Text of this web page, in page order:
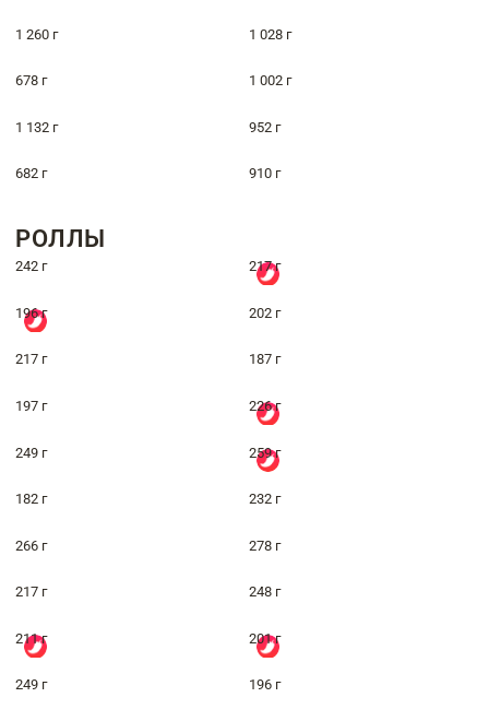
1 260 г 1 028 г
678 г 1 002 г
1 132 г 952 г
682 г 910 г
РОЛЛЫ
242 г 217 г
196 г 202 г
217 г 187 г
197 г 226 г
249 г 259 г
182 г 232 г
266 г 278 г
217 г 248 г
211 г 201 г
249 г 196 г